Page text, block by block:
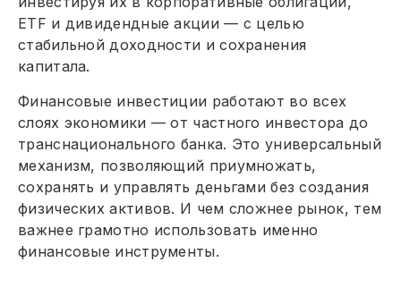
ETF и дивидендные акции — с целью
стабильной доходности и сохранения
капитала.
Финансовые инвестиции работают во всех
слоях экономики — от частного инвестора до
транснационального банка. Это универсальный
механизм, позволяющий приумножать,
сохранять и управлять деньгами без создания
физических активов. И чем сложнее рынок, тем
важнее грамотно использовать именно
финансовые инструменты.